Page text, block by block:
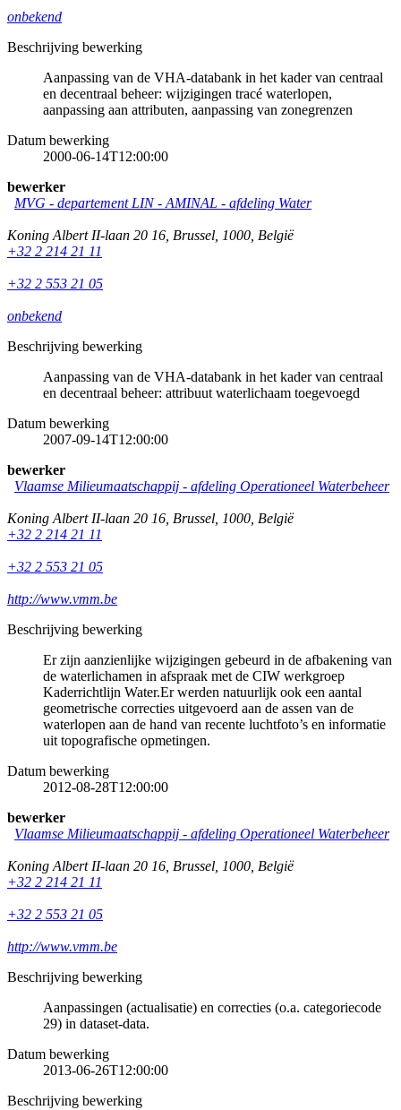
onbekend
Beschrijving bewerking
Aanpassing van de VHA-databank in het kader van centraal
en decentraal beheer: wijzigingen tracé waterlopen,
aanpassing aan attributen, aanpassing van zonegrenzen
Datum bewerking
2000-06-14T12:00:00
bewerker
MVG - departement LIN - AMINAL - afdeling Water
Koning Albert II-laan 20 16 Brussel 1000 België
+32 2 214 21 11
+32 2 553 21 05
onbekend
Beschrijving bewerking
Aanpassing van de VHA-databank in het kader van centraal
en decentraal beheer: attribuut waterlichaam toegevoegd
Datum bewerking
2007-09-14T12:00:00
bewerker
Vlaamse Milieumaatschappij - afdeling Operationeel Waterbeheer
Koning Albert II-laan 20 16 Brussel 1000 België
+32 2 214 21 11
+32 2 553 21 05
http://www.vmm.be
Beschrijving bewerking
Er zijn aanzienlijke wijzigingen gebeurd in de afbakening van
de waterlichamen in afspraak met de CIW werkgroep
Kaderrichtlijn Water.Er werden natuurlijk ook een aantal
geometrische correcties uitgevoerd aan de assen van de
waterlopen aan de hand van recente luchtfoto’s en informatie
uit topografische opmetingen.
Datum bewerking
2012-08-28T12:00:00
bewerker
Vlaamse Milieumaatschappij - afdeling Operationeel Waterbeheer
Koning Albert II-laan 20 16 Brussel 1000 België
+32 2 214 21 11
+32 2 553 21 05
http://www.vmm.be
Beschrijving bewerking
Aanpassingen (actualisatie) en correcties (o.a. categoriecode
29) in dataset-data.
Datum bewerking
2013-06-26T12:00:00
Beschrijving bewerking